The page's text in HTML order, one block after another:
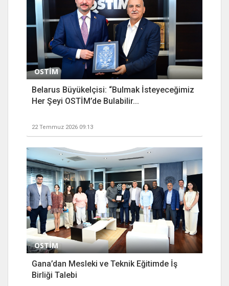
OSTİM
Belarus Büyükelçisi: “Bulmak İsteyeceğimiz
Her Şeyi OSTİM’de Bulabilir...
22 Temmuz 2026 09:13
OSTİM
Gana’dan Mesleki ve Teknik Eğitimde İş
Birliği Talebi